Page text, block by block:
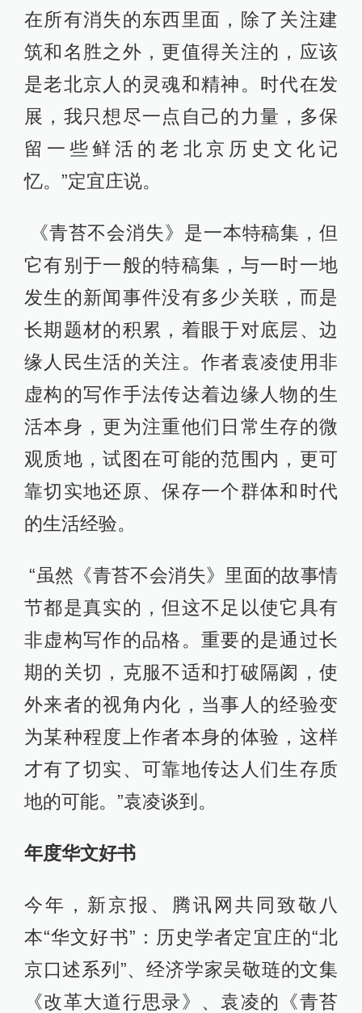
在所有消失的东西里面，除了关注建
筑和名胜之外，更值得关注的，应该
是老北京人的灵魂和精神。时代在发
展，我只想尽一点自己的力量，多保
留一些鲜活的老北京历史文化记
忆。”定宜庄说。
《青苔不会消失》是一本特稿集，但
它有别于一般的特稿集，与一时一地
发生的新闻事件没有多少关联，而是
长期题材的积累，着眼于对底层、边
缘人民生活的关注。作者袁凌使用非
虚构的写作手法传达着边缘人物的生
活本身，更为注重他们日常生存的微
观质地，试图在可能的范围内，更可
靠切实地还原、保存一个群体和时代
的生活经验。
“虽然《青苔不会消失》里面的故事情
节都是真实的，但这不足以使它具有
非虚构写作的品格。重要的是通过长
期的关切，克服不适和打破隔阂，使
外来者的视角内化，当事人的经验变
为某种程度上作者本身的体验，这样
才有了切实、可靠地传达人们生存质
地的可能。”袁凌谈到。
年度华文好书
今年，新京报、腾讯网共同致敬八
本“华文好书”：历史学者定宜庄的“北
京口述系列”、经济学家吴敬琏的文集
《改革大道行思录》、袁凌的《青苔